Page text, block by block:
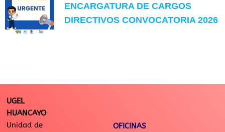
ENCARGATURA DE CARGOS
DIRECTIVOS CONVOCATORIA 2026
UGEL
HUANCAYO
Unidad de
OFICINAS